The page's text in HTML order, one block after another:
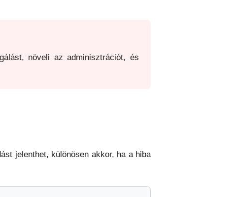
növeli az adminisztrációt, és
jelenthet, különösen akkor, ha a hiba